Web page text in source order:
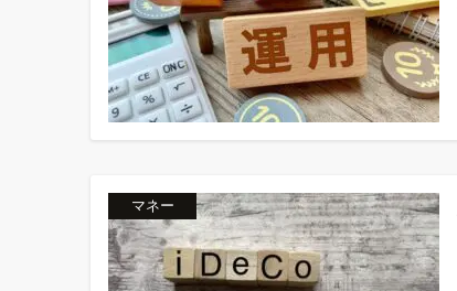
マネー